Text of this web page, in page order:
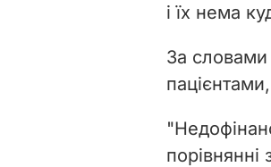
і їх нема
За словами
"